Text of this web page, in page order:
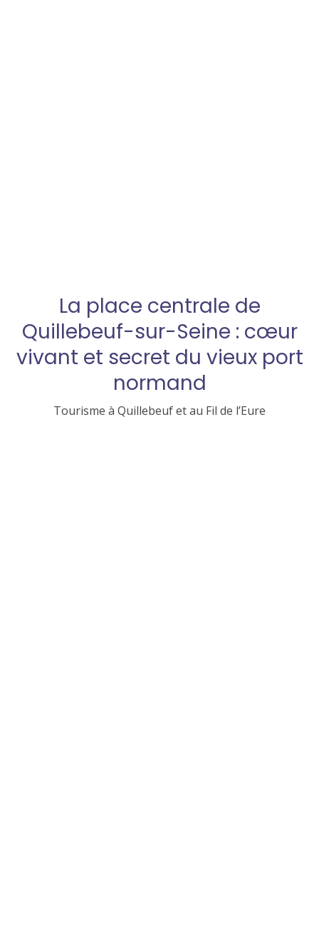
La place centrale de
Quillebeuf-sur-Seine : cœur
vivant et secret du vieux port
normand
Tourisme à Quillebeuf et au Fil de l’Eure